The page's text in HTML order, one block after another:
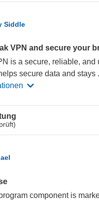
Siddle
VPN and secure your
is a secure, reliable, and
secure data and stays
component is